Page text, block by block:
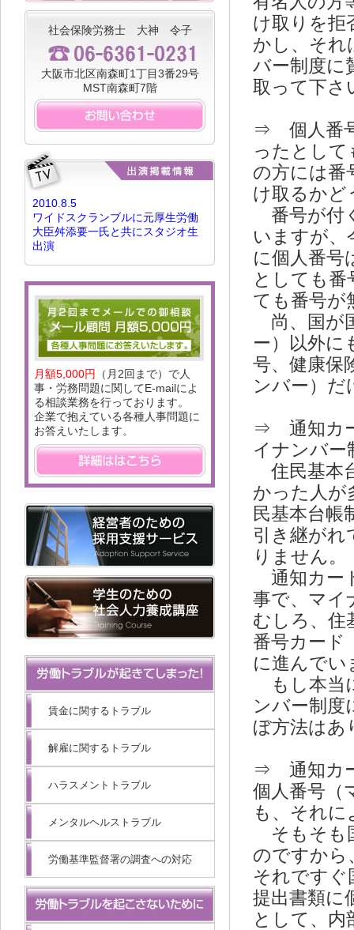
社会保険労務士 大神 令子
大阪市北区南森町1丁目3番29号
MST南森町7階
2010.8.5
ワイドスクランブルに元厚生労働
大臣舛添要一氏と共にスタジオ生
出演
月額5,000円
（月2回まで）で人
事・労務問題に関してE-mailによ
る相談業務を行っております。
企業で抱えている各種人事問題に
お答えいたします。
賃金に関するトラブル
解雇に関するトラブル
ハラスメントトラブル
メンタルヘルストラブル
労働基準監督署の調査への対応
け取りを拒
かし、それ
バー制度に
取って下さ
⇒ 個人番
ったとして
の方には番
け取るかど
番号が付
いますが、
に個人番号
としても
ても番号が
尚、国が
ー）以外に
号、健康保
ンバー）
⇒ 通知カ
イナンバー
住民基本
かった人
民基本台帳
引き継がれ
りません。
通知カー
事で、マイ
むしろ、住
番号カード
に進んでい
もし本当
ンバー制度
ぼ方法はあ
⇒ 通知カ
個人番号（
も、それ
そもそも
のですから
それですぐ
提出書類に
として、